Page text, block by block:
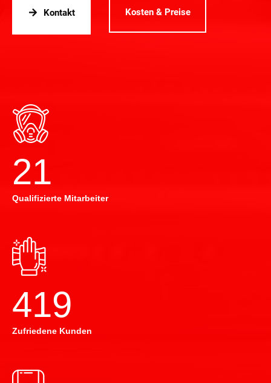
Kontakt Kosten & Preise
22
Qualifizierte Mitarbeiter
420
Zufriedene Kunden